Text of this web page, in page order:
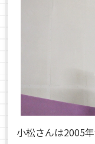
小松さんは2005